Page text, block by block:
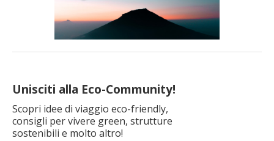
Unisciti alla Eco-Community!
Scopri idee di viaggio eco-friendly,
consigli per vivere green, strutture
sostenibili e molto altro!